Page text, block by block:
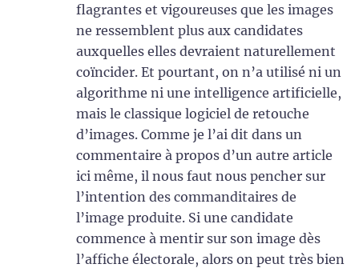
flagrantes et vigoureuses que les images
ne ressemblent plus aux candidates
auxquelles elles devraient naturellement
coïncider. Et pourtant, on n’a utilisé ni un
algorithme ni une intelligence artificielle,
mais le classique logiciel de retouche
d’images. Comme je l’ai dit dans un
commentaire à propos d’un autre article
ici même, il nous faut nous pencher sur
l’intention des commanditaires de
l’image produite. Si une candidate
commence à mentir sur son image dès
l’affiche électorale, alors on peut très bien